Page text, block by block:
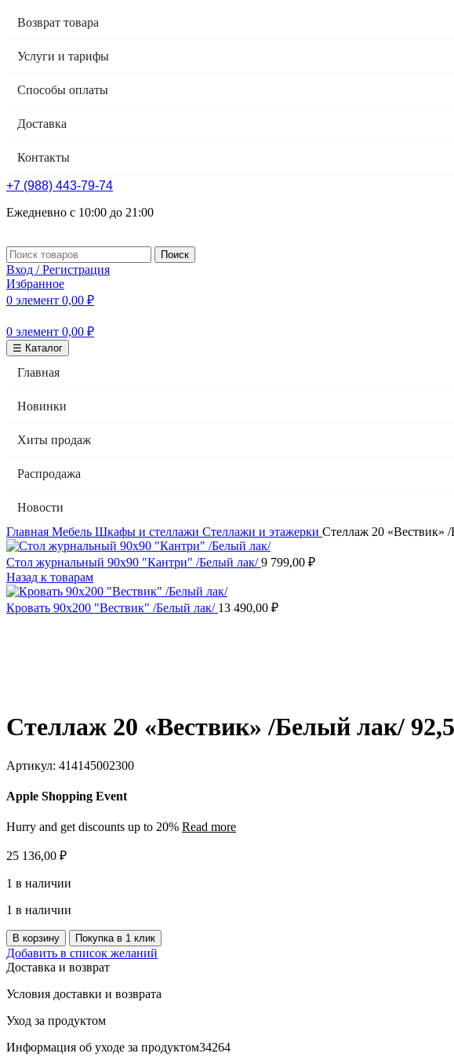
Возврат товара
Услуги и тарифы
Способы оплаты
Доставка
Контакты
+7 (988) 443-79-74
Ежедневно с 10:00 до 21:00
Поиск
Вход / Регистрация
Избранное
0 элемент 0,00 ₽
0 элемент 0,00 ₽
☰ Каталог
Главная
Новинки
Хиты продаж
Распродажа
Новости
Главная Мебель Шкафы и стеллажи Стеллажи и этажерки Стеллаж 20 «Вествик»
Стол журнальный 90х90 "Кантри" /Белый лак/9 799,00 ₽
Назад к товарам
Кровать 90х200 "Вествик" /Белый лак/ 13 490,00 ₽
Стеллаж 20 «Вествик» /Белый лак/
Артикул: 414145002300
Apple Shopping Event
Hurry and get discounts up to 20% Read more
25 136,00 ₽
1 в наличии
1 в наличии
Количество
товара
Стеллаж
20
"Вествик"
Белый
92,5х198х32
В корзину Покупка в 1 клик
Добавить в список желаний
Доставка и возврат
Условия доставки и возврата
Уход за продуктом
Информация об уходе за продуктом34264